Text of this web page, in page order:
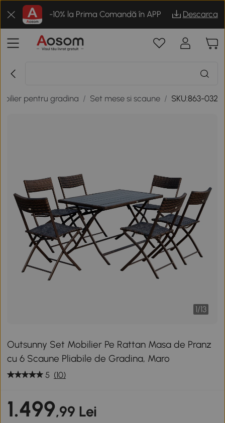
-10% la Prima Comandă în APP Descarca
pentru gradina / Set mese si scaune / SKU:863-032
1/13
Outsunny Set Mobilier Pe Rattan Masa de Pranz
cu 6 Scaune Pliabile de Gradina, Maro
5 (10)
1.499,99 Lei